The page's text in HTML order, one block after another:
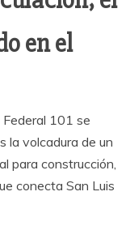
en el
Federal 101 se
la volcadura de un
para construcción,
conecta San Luis